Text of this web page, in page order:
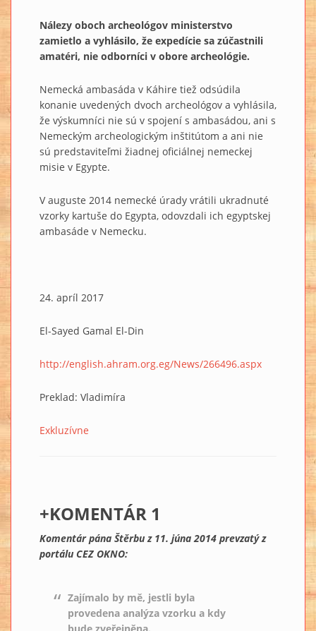
Nálezy oboch archeológov ministerstvo
zamietlo a vyhlásilo, že expedície sa zúčastnili
amatéri, nie odborníci v obore archeológie.
Nemecká ambasáda v Káhire tiež odsúdila
konanie uvedených dvoch archeológov a vyhlásila,
že výskumníci nie sú v spojení s ambasádou, ani s
Nemeckým archeologickým inštitútom a ani nie
sú predstaviteľmi žiadnej oficiálnej nemeckej
misie v Egypte.
V auguste 2014 nemecké úrady vrátili ukradnuté
vzorky kartuše do Egypta, odovzdali ich egyptskej
ambasáde v Nemecku.
24. apríl 2017
El-Sayed Gamal El-Din
http://english.ahram.org.eg/News/266496.aspx
Preklad: Vladimíra
Exkluzívne
+KOMENTÁR 1
Komentár pána Štěrbu z 11. júna 2014 prevzatý z
portálu CEZ OKNO:
Zajímalo by mě, jestli byla
provedena analýza vzorku a kdy